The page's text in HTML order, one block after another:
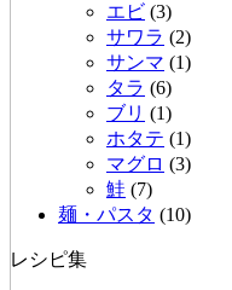
エビ (3)
サワラ (2)
サンマ (1)
タラ (6)
ブリ (1)
ホタテ (1)
マグロ (3)
鮭 (7)
麺・パスタ (10)
レシピ集